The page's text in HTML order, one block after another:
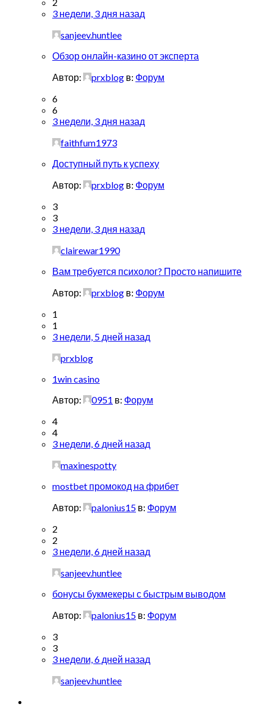
3 недели, 3 дня назад
sanjeev.huntlee
Обзор онлайн-казино от эксперта
Автор:
prxblog в: Форум
6
6
3 недели, 3 дня назад
faithfum1973
Доступный путь к успеху
Автор:
prxblog в: Форум
3
3
3 недели, 3 дня назад
clairewar1990
Вам требуется психолог? Просто напишите
Автор:
prxblog в: Форум
1
1
3 недели, 5 дней назад
prxblog
1win casino
Автор:
0951 в: Форум
4
4
3 недели, 6 дней назад
maxinespotty
mostbet промокод на фрибет
Автор:
palonius15 в: Форум
2
2
3 недели, 6 дней назад
sanjeev.huntlee
бонусы букмекеры с быстрым выводом
Автор:
palonius15 в: Форум
3
3
3 недели, 6 дней назад
sanjeev.huntlee